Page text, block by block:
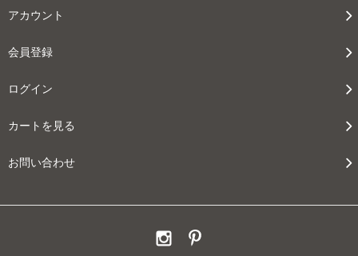
アカウント
会員登録
ログイン
カートを見る
お問い合わせ